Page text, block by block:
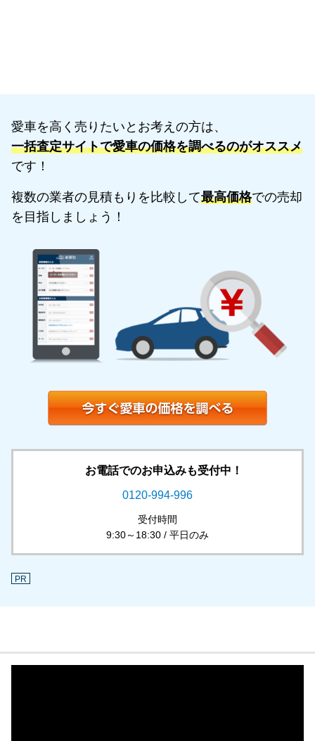
愛車を高く売りたいとお考えの方は、
一括査定サイトで愛車の価格を調べるのがオススメ
です！
複数の業者の見積もりを比較して最高価格での売却
を目指しましょう！
お電話でのお申込みも受付中！
0120-994-996
受付時間
9:30～18:30 / 平日のみ
PR